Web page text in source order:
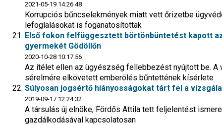
2021-05-19 14:26:48
Korrupciós bűncselekmények miatt vett őrizetbe
lefoglalásokat is foganatosítottak
Első fokon felfüggesztett börtönbüntetést kapott
gyermekét Gödöllőn
2020-10-28 10:17:56
Az ítélet ellen az ügyészség fellebbezést nyújtott be.
sérelmére elkövetett emberölés bűntettének kísérlete
Súlyosan jogsértő hiányosságokat tárt fel a
2019-09-17 12:24:32
A társulás új elnöke, Fördős Attila tett feljelentést
gazdálkodásával kapcsolatosan